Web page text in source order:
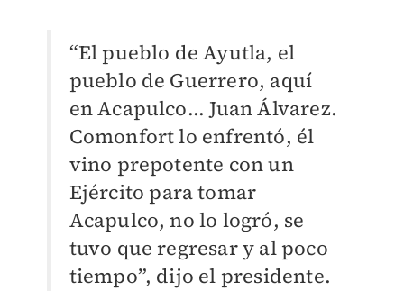
“El pueblo de Ayutla, el
pueblo de Guerrero, aquí
en Acapulco... Juan Álvarez.
Comonfort lo enfrentó, él
vino prepotente con un
Ejército para tomar
Acapulco, no lo logró, se
tuvo que regresar y al poco
tiempo”, dijo el presidente.